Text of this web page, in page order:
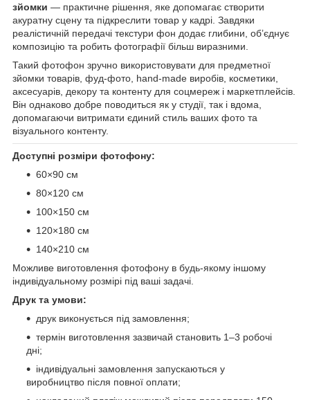
зйомки — практичне рішення, яке допомагає створити
акуратну сцену та підкреслити товар у кадрі. Завдяки
реалістичній передачі текстури фон додає глибини, об’єднує
композицію та робить фотографії більш виразними.
Такий фотофон зручно використовувати для предметної
зйомки товарів, фуд-фото, hand-made виробів, косметики,
аксесуарів, декору та контенту для соцмереж і маркетплейсів.
Він однаково добре поводиться як у студії, так і вдома,
допомагаючи витримати єдиний стиль ваших фото та
візуального контенту.
Доступні розміри фотофону:
60×90 см
80×120 см
100×150 см
120×180 см
140×210 см
Можливе виготовлення фотофону в будь-якому іншому
індивідуальному розмірі під ваші задачі.
Друк та умови:
друк виконується під замовлення;
термін виготовлення зазвичай становить 1–3 робочі
дні;
індивідуальні замовлення запускаються у
виробництво після повної оплати;